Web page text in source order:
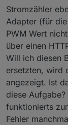
Stromzähler
Adapter (für
PWM Wert
über einen
Will ich diesen
ersetzten, wird
angezeigt. Ist
diese
funktionierts
Fehler